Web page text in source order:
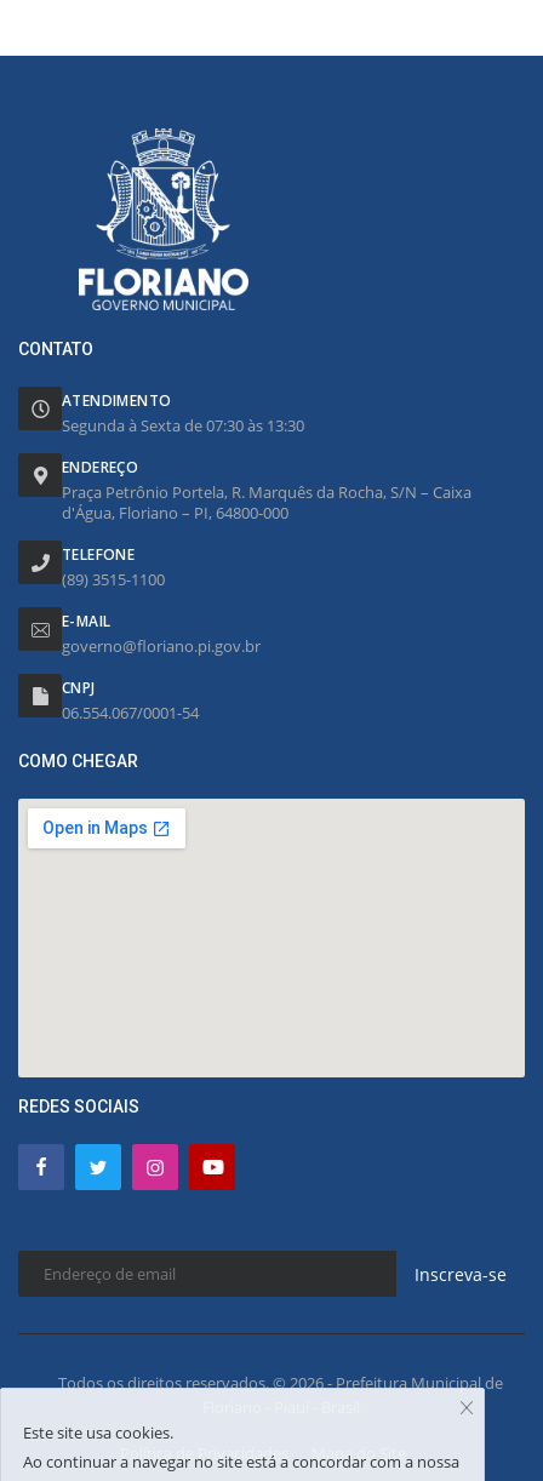
CONTATO
ATENDIMENTO
Segunda à Sexta de 07:30 às 13:30
ENDEREÇO
Praça Petrônio Portela, R. Marquês da Rocha, S/N – Caixa
d'Água, Floriano – PI, 64800-000
TELEFONE
(89) 3515-1100
E-MAIL
governo@floriano.pi.gov.br
CNPJ
06.554.067/0001-54
COMO CHEGAR
REDES SOCIAIS
Inscreva-se
Todos os direitos reservados. © 2026 - Prefeitura Municipal de
Política de Privacidades Mapa do Site
Este site usa cookies.
Ao continuar a navegar no site está a concordar com a nossa